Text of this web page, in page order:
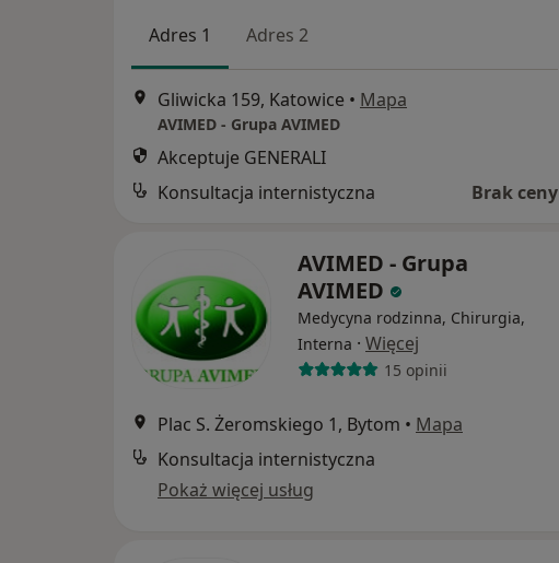
Adres 1 Adres 2
Gliwicka 159, Katowice • Mapa
AVIMED - Grupa AVIMED
Akceptuje GENERALI
Konsultacja internistyczna
Brak ceny
AVIMED - Grupa
AVIMED
Medycyna rodzinna, Chirurgia,
Interna · Więcej
15 opinii
Plac S. Żeromskiego 1, Bytom • Mapa
Konsultacja internistyczna
Pokaż więcej usług